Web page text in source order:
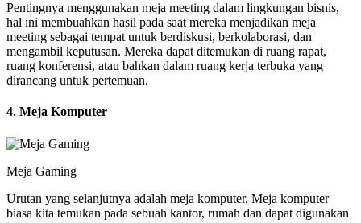
Pentingnya menggunakan meja meeting dalam lingkungan bisnis,
hal ini membuahkan hasil pada saat mereka menjadikan meja
meeting sebagai tempat untuk berdiskusi, berkolaborasi, dan
mengambil keputusan. Mereka dapat ditemukan di ruang rapat,
ruang konferensi, atau bahkan dalam ruang kerja terbuka yang
dirancang untuk pertemuan.
4. Meja Komputer
Meja Gaming
Urutan yang selanjutnya adalah meja komputer, Meja komputer
biasa kita temukan pada sebuah kantor, rumah dan dapat digunakan